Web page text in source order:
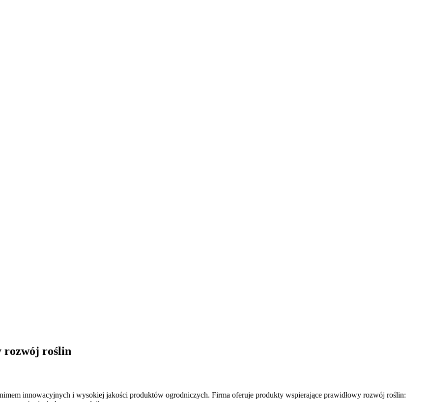
rozwój roślin
innowacyjnych i wysokiej jakości produktów ogrodniczych. Firma oferuje produkty wspierające prawidłowy rozwój roślin: